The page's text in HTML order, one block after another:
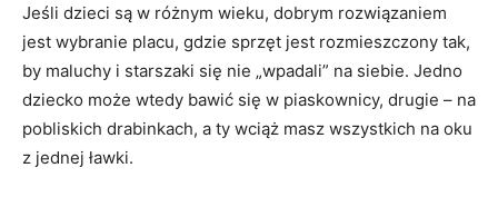
Jeśli dzieci są w różnym wieku, dobrym rozwiązaniem
jest wybranie placu, gdzie sprzęt jest rozmieszczony tak,
by maluchy i starszaki się nie „wpadali” na siebie. Jedno
dziecko może wtedy bawić się w piaskownicy, drugie – na
pobliskich drabinkach, a ty wciąż masz wszystkich na oku
z jednej ławki.